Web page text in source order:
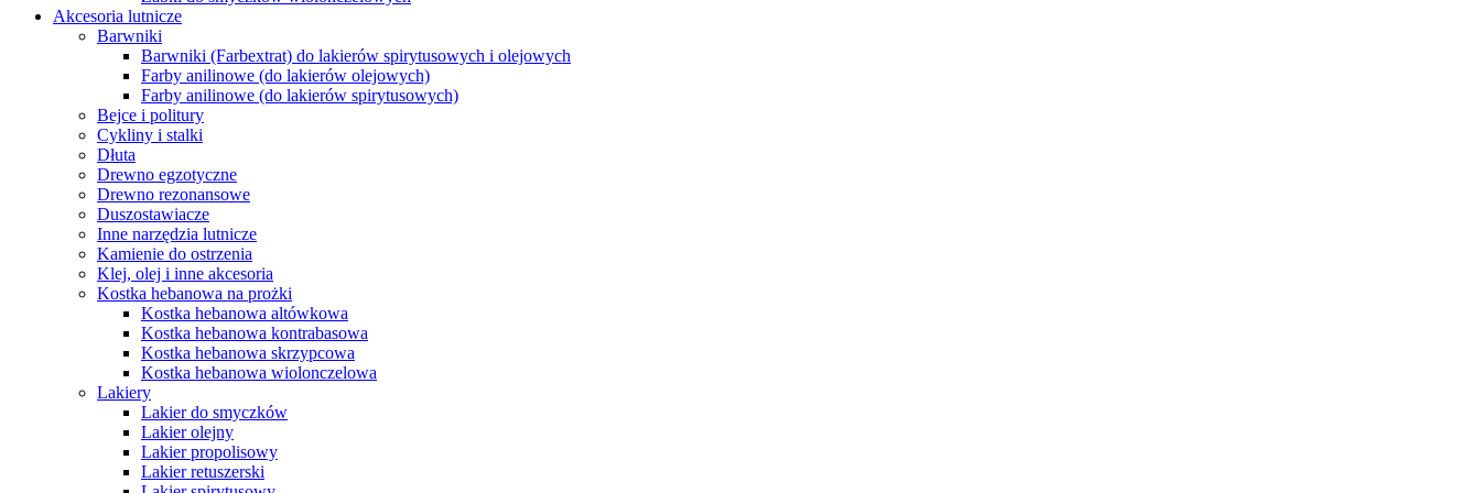
Akcesoria lutnicze
Barwniki
Barwniki (Farbextrat) do lakierów spirytusowych i olejowych
Farby anilinowe (do lakierów olejowych)
Farby anilinowe (do lakierów spirytusowych)
Bejce i politury
Cykliny i stalki
Dłuta
Drewno egzotyczne
Drewno rezonansowe
Duszostawiacze
Inne narzędzia lutnicze
Kamienie do ostrzenia
Klej, olej i inne akcesoria
Kostka hebanowa na prożki
Kostka hebanowa altówkowa
Kostka hebanowa kontrabasowa
Kostka hebanowa skrzypcowa
Kostka hebanowa wiolonczelowa
Lakiery
Lakier do smyczków
Lakier olejny
Lakier propolisowy
Lakier retuszerski